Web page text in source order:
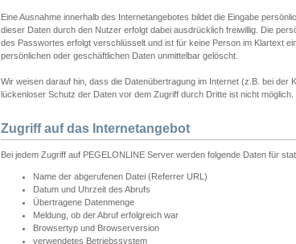
Eine Ausnahme innerhalb des Internetangebotes bildet die Eingabe
dieser Daten durch den Nutzer erfolgt dabei ausdrücklich freiwillig. Die
des Passwortes erfolgt verschlüsselt und ist für keine Person im Klartext
persönlichen oder geschäftlichen Daten unmittelbar gelöscht.
Wir weisen darauf hin, dass die Datenübertragung im Internet (z.B. bei der
lückenloser Schutz der Daten vor dem Zugriff durch Dritte ist nicht möglich.
Zugriff auf das Internetangebot
Bei jedem Zugriff auf PEGELONLINE Server werden folgende Daten für
Name der abgerufenen Datei (Referrer URL)
Datum und Uhrzeit des Abrufs
Übertragene Datenmenge
Meldung, ob der Abruf erfolgreich war
Browsertyp und Browserversion
verwendetes Betriebssystem